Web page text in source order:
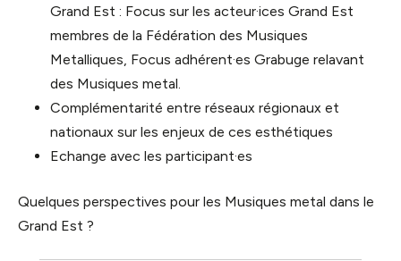
Grand Est : Focus sur les acteur·ices Grand Est
membres de la Fédération des Musiques
Metalliques, Focus adhérent·es Grabuge relavant
des Musiques metal.
Complémentarité entre réseaux régionaux et
nationaux sur les enjeux de ces esthétiques
Echange avec les participant·es
Quelques perspectives pour les Musiques metal dans le
Grand Est ?